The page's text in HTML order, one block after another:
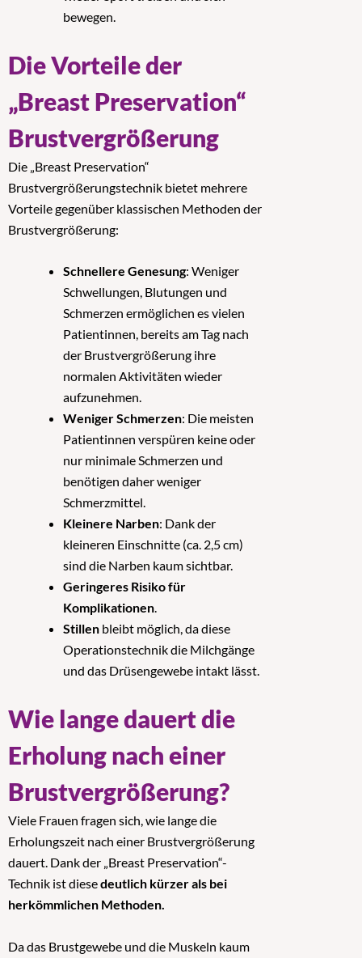
bewegen.
Die Vorteile der
„Breast Preservation“
Brustvergrößerung
Die „Breast Preservation“
Brustvergrößerungstechnik bietet mehrere
Vorteile gegenüber klassischen Methoden der
Brustvergrößerung:
Schnellere Genesung: Weniger
Schwellungen, Blutungen und
Schmerzen ermöglichen es vielen
Patientinnen, bereits am Tag nach
der Brustvergrößerung ihre
normalen Aktivitäten wieder
aufzunehmen.
Weniger Schmerzen: Die meisten
Patientinnen verspüren keine oder
nur minimale Schmerzen und
benötigen daher weniger
Schmerzmittel.
Kleinere Narben: Dank der
kleineren Einschnitte (ca. 2,5 cm)
sind die Narben kaum sichtbar.
Geringeres Risiko für
Komplikationen.
Stillen bleibt möglich, da diese
Operationstechnik die Milchgänge
und das Drüsengewebe intakt lässt.
Wie lange dauert die
Erholung nach einer
Brustvergrößerung?
Viele Frauen fragen sich, wie lange die
Erholungszeit nach einer Brustvergrößerung
dauert. Dank der „Breast Preservation“-
Technik ist diesedeutlich kürzer als bei
herkömmlichen Methoden.
Da das Brustgewebe und die Muskeln kaum